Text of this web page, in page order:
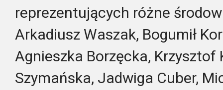
reprezentujących różne
Arkadiusz Waszak, Bogumił
Agnieszka Borzęcka, Krzysztof
Szymańska, Jadwiga Cuber,